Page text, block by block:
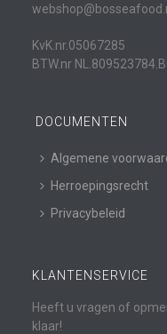
KvK.nr.05067285
BTW.nr
DOCUMENTEN
Algemene
Herroepingsrecht
Privacybeleid
KLANTENSERVICE
Heeft u vragen of
klaar!